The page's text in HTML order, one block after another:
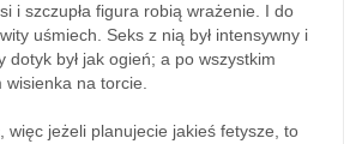
i szczupła figura robią wrażenie. I do
uśmiech. Seks z nią był intensywny i
dotyk był jak ogień; a po wszystkim
wisienka na torcie.
więc jeżeli planujecie jakieś fetysze, to